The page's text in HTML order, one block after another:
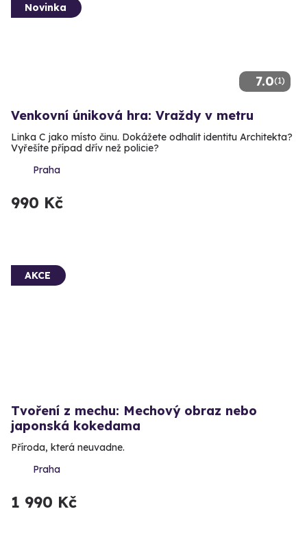
7.0(1)
Novinka
Venkovní úniková hra: Vraždy v metru
Linka C jako místo činu. Dokážete odhalit identitu Architekta?
Vyřešíte případ dřív než policie?
Praha
990 Kč
AKCE
Tvoření z mechu: Mechový obraz nebo
japonská kokedama
Příroda, která neuvadne.
Praha
1 990 Kč